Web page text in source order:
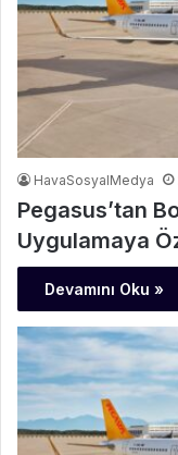
HavaSosyalMedya
Pegasus’tan
Uygulamaya
Devamını Oku »